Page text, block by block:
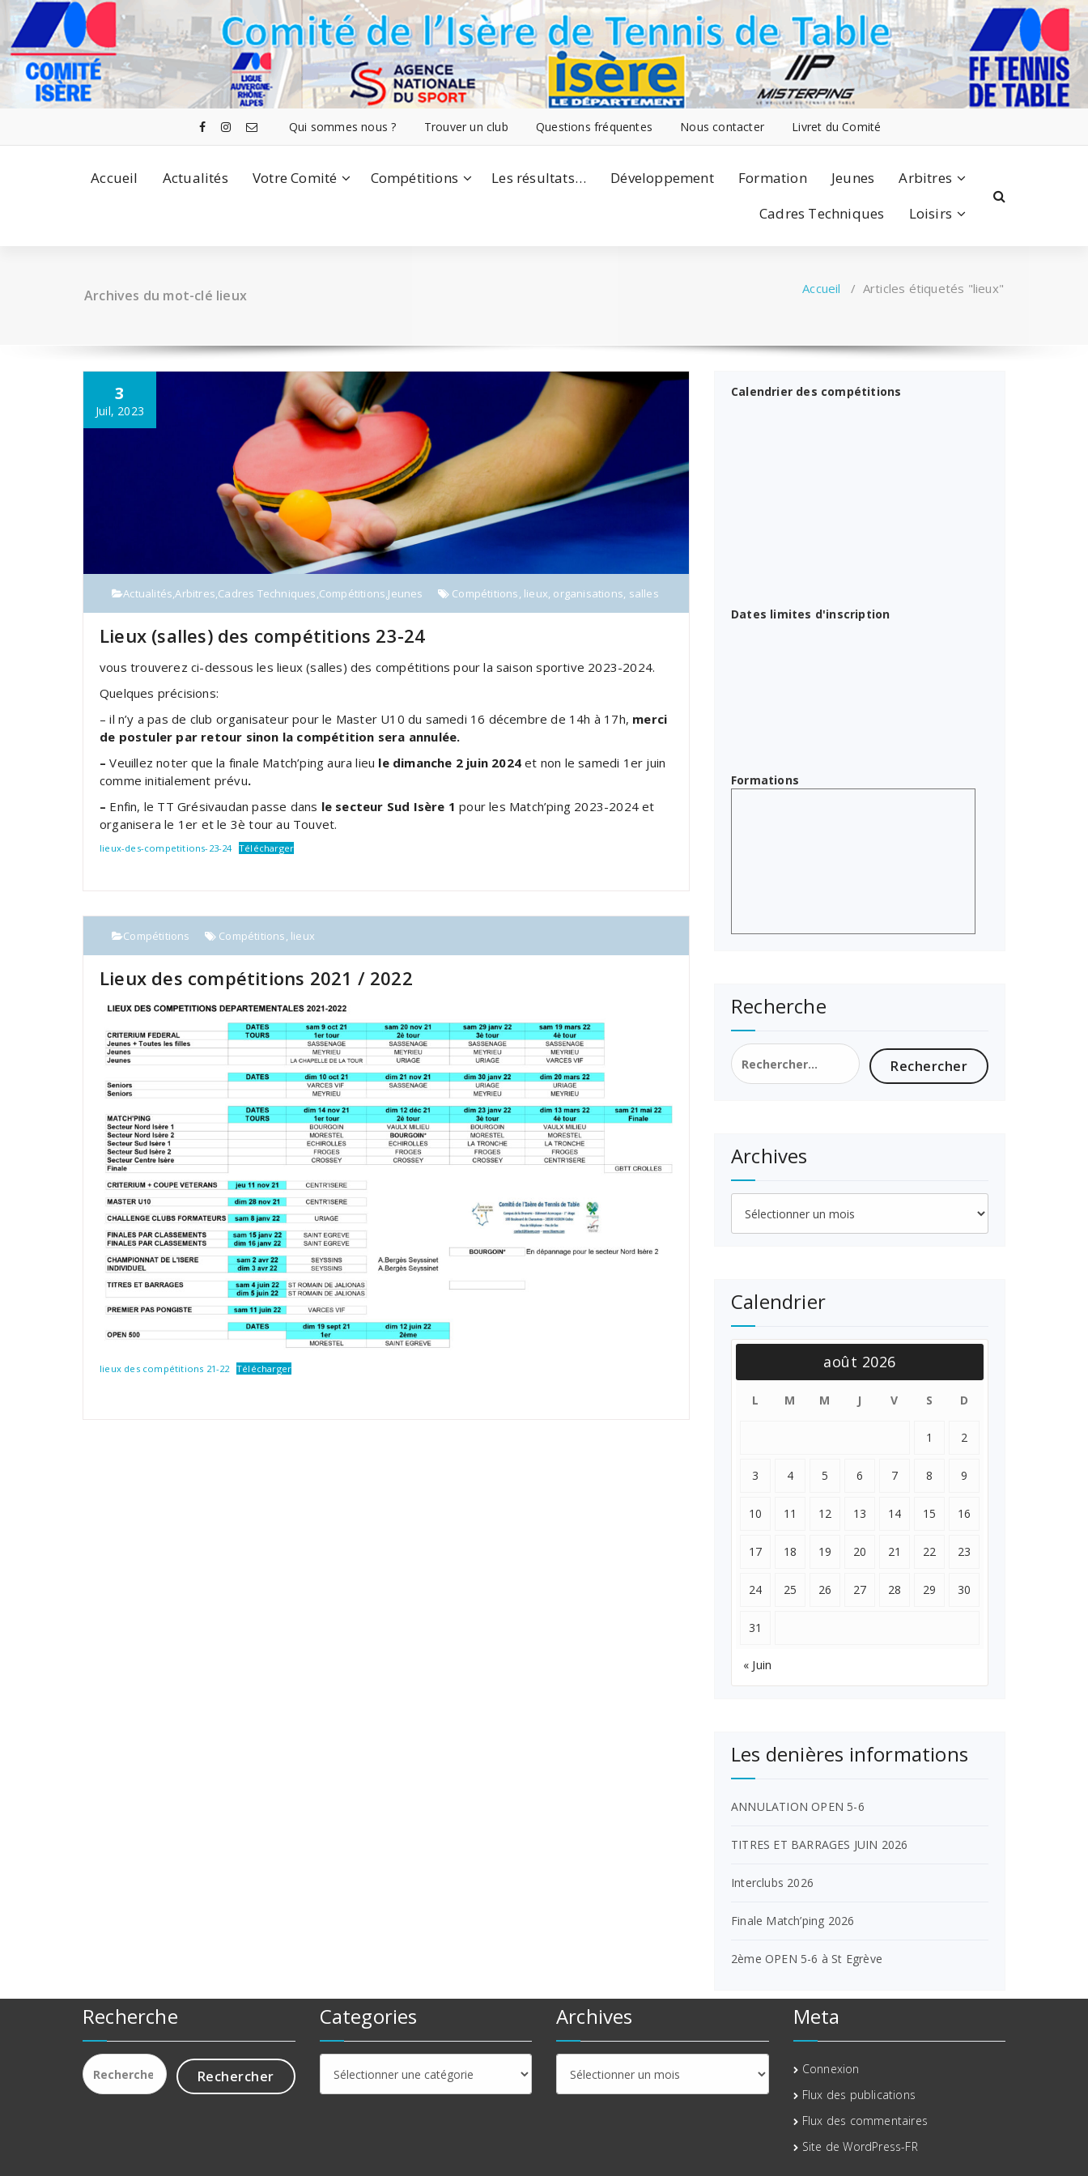
au
contenu
Qui sommes nous ? Trouver un club Questions fréquentes Nous contacter Livret du Comité
Accueil Actualités Votre Comité Compétitions Les résultats… Développement Formation Jeunes
Arbitres
Cadres Techniques
Loisirs
Archives du mot-clé lieux Accueil / Articles étiquetés "lieux"
3
Juil, 2023
Actualités,Arbitres,Cadres Techniques,Compétitions,Jeunes Compétitions, lieux, organisations, salles
Lieux (salles) des compétitions 23-24
vous trouverez ci-dessous les lieux (salles) des compétitions pour la saison sportive 2023-2024.
Quelques précisions:
– il n’y a pas de club organisateur pour le Master U10 du samedi 16 décembre de 14h à 17h, merci
de postuler par retour sinon la compétition sera annulée.
–Veuillez noter que la finale Match’ping aura lieu le dimanche 2 juin 2024 et non le samedi 1er juin
comme initialement prévu.
– Enfin, le TT Grésivaudan passe dans le secteur Sud Isère 1pour les Match’ping 2023-2024 et
organisera le 1er et le 3è tour au Touvet.
lieux-des-competitions-23-24 Télécharger
Compétitions Compétitions, lieux
Lieux des compétitions 2021 / 2022
lieux des compétitions 21-22 Télécharger
Calendrier des compétitions
Dates limites d'inscription
Formations
Recherche
Rechercher :
Archives
Calendrier
août 2026
L M M J V S D
1 2
3 4 5 6 7 8 9
10 11 12 13 14 15 16
17 18 19 20 21 22 23
24 25 26 27 28 29 30
31
« Juin
Les denières informations
ANNULATION OPEN 5-6
TITRES ET BARRAGES JUIN 2026
Interclubs 2026
Finale Match’ping 2026
2ème OPEN 5-6 à St Egrève
Recherche
Rechercher :
Categories
Categories
Archives
Archives
Meta
Connexion
Flux des publications
Flux des commentaires
Site de WordPress-FR